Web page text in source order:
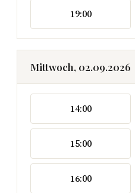
19:00
Mittwoch, 02.09.2026
14:00
15:00
16:00